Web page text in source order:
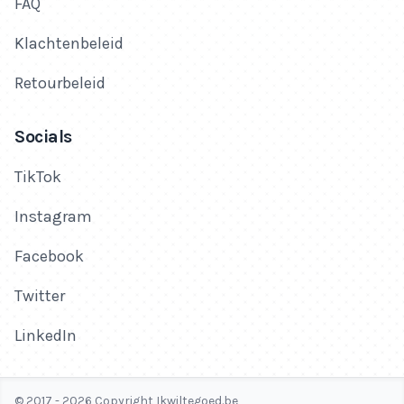
Klachtenbeleid
Retourbeleid
Socials
TikTok
Instagram
Facebook
Twitter
LinkedIn
© 2017 - 2026 Copyright Ikwiltegoed.be